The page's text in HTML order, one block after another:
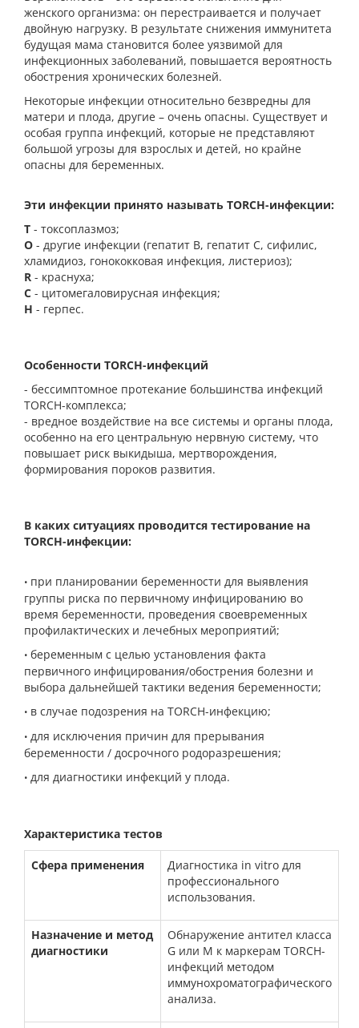
женского организма: он перестраивается и получает
двойную нагрузку. В результате снижения иммунитета
будущая мама становится более уязвимой для
инфекционных заболеваний, повышается вероятность
обострения хронических болезней.
Некоторые инфекции относительно безвредны для
матери и плода, другие – очень опасны. Существует и
особая группа инфекций, которые не представляют
большой угрозы для взрослых и детей, но крайне
опасны для беременных.
Эти инфекции принято называть TORCH-инфекции:​
T - токсоплазмоз;
О - другие инфекции (гепатит В, гепатит С, сифилис,
хламидиоз, гонококковая инфекция, листериоз);
R - краснуха;
С - цитомегаловирусная инфекция;
Н - герпес.
Особенности TORCH-инфекций​
- бессимптомное протекание большинства инфекций
TORCH-комплекса;
- вредное воздействие на все системы и органы плода,
особенно на его центральную нервную систему, что
повышает риск выкидыша, мертворождения,
формирования пороков развития.
В каких ситуациях проводится тестирование на
TORCH-инфекции:
• при планировании беременности для выявления
группы риска по первичному инфицированию во
время беременности, проведения своевременных
профилактических и лечебных мероприятий;
• беременным с целью установления факта
первичного инфицирования/обострения болезни и
выбора дальнейшей тактики ведения беременности;
• в случае подозрения на TORCH-инфекцию;
• для исключения причин для прерывания
беременности / досрочного родоразрешения;
• для диагностики инфекций у плода.
Характеристика тестов
Сфера применения
Диагностика іn vitro для
профессионального
использования.
Назначение и метод
диагностики
Обнаружение антител класса
G или М к маркерам TORCH-
инфекций методом
иммунохроматографического
анализа.